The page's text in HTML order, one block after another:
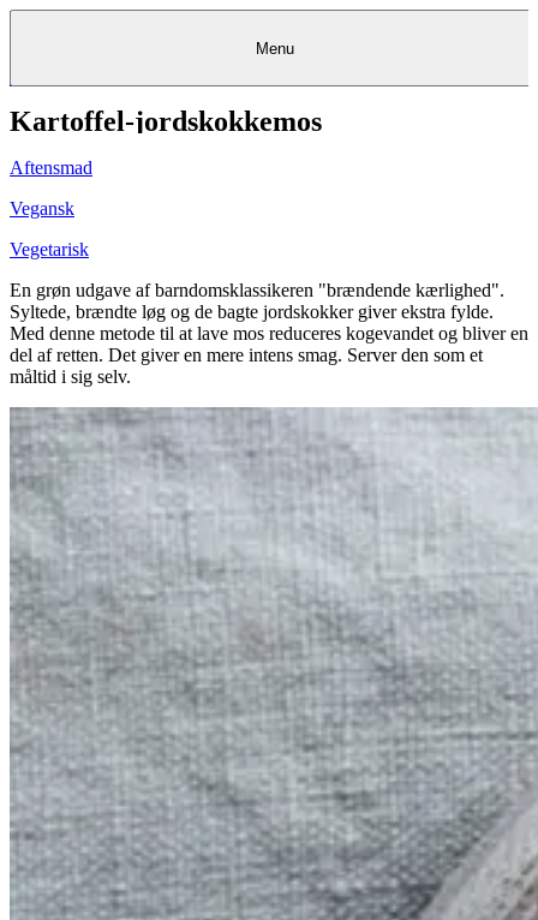
KantineKantineKantine
Frokostordning FrokostordningFrokostordning
Catering
Madkurser
& Teambuilding
Opskrifter
RestauranterRestauranter&&Bagerier
Bagerier
Foodservice
Detail
Projekter
rådgivning
Eventkalender
KøbKøb gavekortgavekortKøb gavekort
KundeserviceKundeserviceKundeservice
Menu
Kartoffel-jordskokkemos
Aftensmad
Vegansk
Vegetarisk
En grøn udgave af barndomsklassikeren "brændende kærlighed".
Syltede, brændte løg og de bagte jordskokker giver ekstra fylde.
Med denne metode til at lave mos reduceres kogevandet og bliver en
del af retten. Det giver en mere intens smag. Server den som et
måltid i sig selv.